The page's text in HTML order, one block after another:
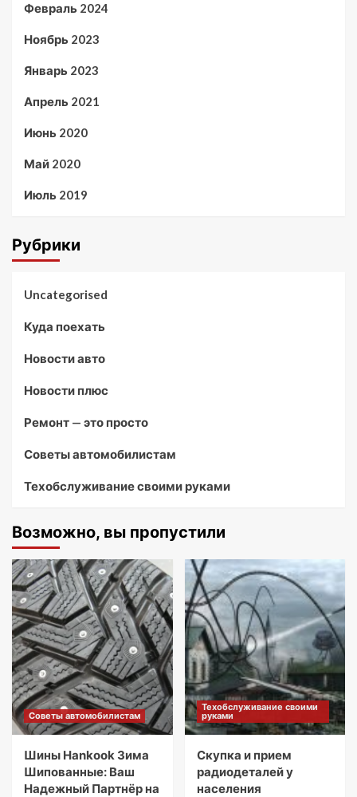
Февраль 2024
Ноябрь 2023
Январь 2023
Апрель 2021
Июнь 2020
Май 2020
Июль 2019
Рубрики
Uncategorised
Куда поехать
Новости авто
Новости плюс
Ремонт — это просто
Советы автомобилистам
Техобслуживание своими руками
Возможно, вы пропустили
Советы автомобилистам
Шины Hankook Зима
Шипованные: Ваш
Надежный Партнёр на
Техобслуживание своими
руками
Скупка и прием
радиодеталей у
населения